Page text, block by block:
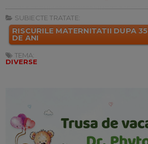
SUBIECTE TRATATE:
RISCURILE MATERNITATII DUPA 35
DE ANI
TEMA:
DIVERSE